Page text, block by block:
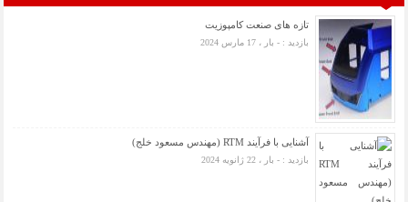
تازه های صنعت کامپوزیت
بازدید : - بار ، 17 مارس 2024
آشنایی با فرآیند RTM (مهندس مسعود خلج)
بازدید : - بار ، 22 ژانویه 2024